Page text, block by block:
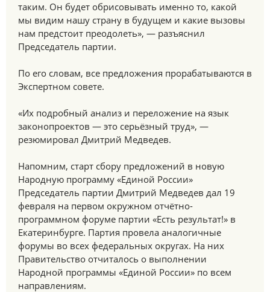
таким. Он будет обрисовывать именно то, какой
мы видим нашу страну в будущем и какие вызовы
нам предстоит преодолеть», — разъяснил
Председатель партии.
По его словам, все предложения прорабатываются в
Экспертном совете.
«Их подробный анализ и переложение на язык
законопроектов — это серьёзный труд», —
резюмировал Дмитрий Медведев.
Напомним, старт сбору предложений в новую
Народную программу «Единой России»
Председатель партии Дмитрий Медведев дал 19
февраля на первом окружном отчётно-
программном форуме партии «Есть результат!» в
Екатеринбурге. Партия провела аналогичные
форумы во всех федеральных округах. На них
Правительство отчиталось о выполнении
Народной программы «Единой России» по всем
направлениям.